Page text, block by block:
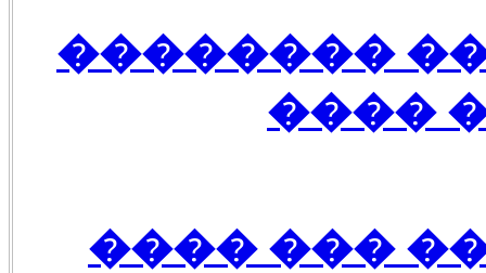
����
1 �
�������